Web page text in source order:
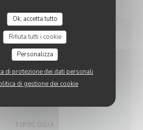
Ok, accetta tutto
Rifiuta tutti i cookie
Personalizza
di protezione dei dati personali
di gestione dei cookie
PRATICHE
CUCINA
TIPOLOGIA